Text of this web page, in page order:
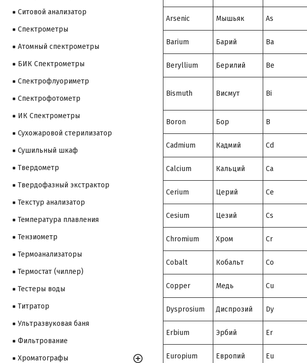
Arsenic Мышьяк As
Barium Барий Ba
Beryllium Берилий Be
Bismuth Висмут Bi
Boron Бор B
Cadmium Кадмий Cd
Calcium Кальций Ca
Cerium Церий Ce
Cesium Цезий Cs
Chromium Хром Cr
Cobalt Кобальт Co
Copper Медь Cu
Dysprosium Диспрозий Dy
Erbium Эрбий Er
Europium Европий Eu
Ситовой анализатор
Cпектрометры
Атомный спектрометры
БИК Спектрометры
Спектрофлуориметр
Спектрофотометр
ИК Спектрометры
Сухожаровой стерилизатор
Сушильный шкаф
Твердометр
Твердофазный экстрактор
Текстур анализатор
Температура плавления
Тензиометр
Термоанализаторы
Термостат (чиллер)
Тестеры воды
Титратор
Ультразвуковая баня
Фильтрование
Хроматографы